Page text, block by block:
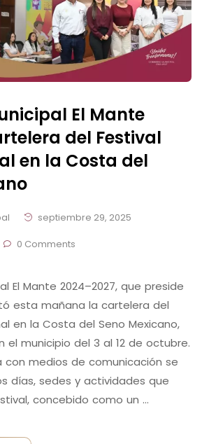
El Mante
del Festival
en la Costa del
septiembre 29, 2025
0 Comments
El Mante 2024–2027, que preside
esta mañana la cartelera del
en la Costa del Seno Mexicano,
el municipio del 3 al 12 de octubre.
con medios de comunicación se
días, sedes y actividades que
concebido como un …